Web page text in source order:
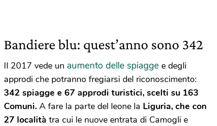
Bandiere blu: quest’anno sono 342
Il 2017 vede un aumento delle spiagge e degli
approdi che potranno fregiarsi del riconoscimento:
342 spiagge e 67 approdi turistici, scelti su 163
Comuni. A fare la parte del leone la Liguria, che con
27 località tra cui le nuove entrata di Camogli e